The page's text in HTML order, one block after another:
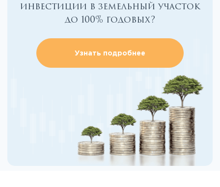
инвестиции в земельный участок
до 100% годовых?
Узнать подробнее